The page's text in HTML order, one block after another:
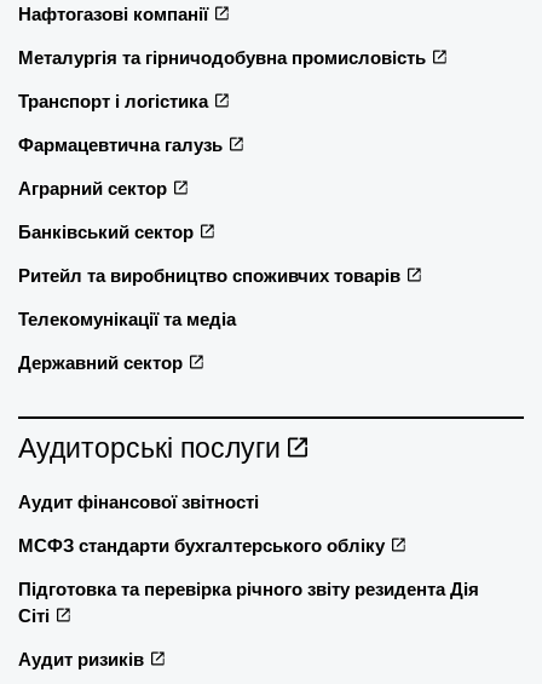
Нафтогазові компанії
Металургія та гірничодобувна промисловість
Транспорт і логістика
Фармацевтична галузь
Аграрний сектор
Банківський сектор
Ритейл та виробництво споживчих товарів
Телекомунікації та медіа
Державний сектор
Аудиторські послуги
Аудит фінансової звітності
МСФЗ стандарти бухгалтерського обліку
Підготовка та перевірка річного звіту резидента Дія
Сіті
Аудит ризиків